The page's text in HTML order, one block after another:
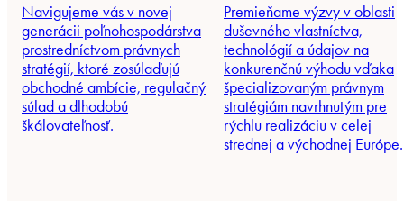
Navigujeme vás v novej
generácii poľnohospodárstva
prostredníctvom právnych
stratégií, ktoré zosúlaďujú
obchodné ambície, regulačný
súlad a dlhodobú
škálovateľnosť.
Premieňame výzvy v oblasti
duševného vlastníctva,
technológií a údajov na
konkurenčnú výhodu vďaka
špecializovaným právnym
stratégiám navrhnutým pre
rýchlu realizáciu v celej
strednej a východnej Európe.